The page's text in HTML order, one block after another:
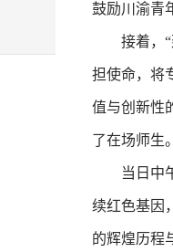
鼓励川渝青
接着，
担使命，将
值与创新性
了在场师生
当日中
续红色基因
的辉煌历程